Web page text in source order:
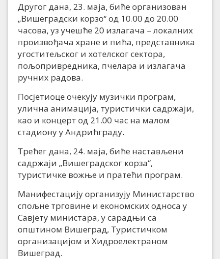
Другог дана, 23. маја, биће организован
„Вишеградски корзо“ од 10.00 до 20.00
часова, уз учешће 20 излагача – локалних
произвођача хране и пића, представника
угоститељског и хотелског сектора,
пољопривредника, пчелара и излагача
ручних радова.
Посјетиоце очекују музички програм,
улична анимација, туристички садржаји,
као и концерт од 21.00 час на малом
стадиону у Андрићграду.
Трећег дана, 24. маја, биће настављени
садржаји „Вишеградског корза“,
туристичке вожње и пратећи програм.
Манифестацију организују Министарство
спољне трговине и економских односа у
Савјету министара, у сарадњи са
општином Вишеград, Туристичком
организацијом и Хидроелектраном
Вишеград.